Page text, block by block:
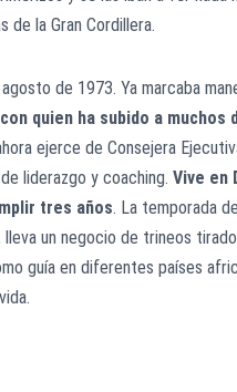
de la Gran Cordillera.
de 1973. Ya marcaba
quien ha subido a muchos
ejerce de Consejera
liderazgo y coaching. Vive en
tres años. La temporada
lleva un negocio de trineos
guía en diferentes países